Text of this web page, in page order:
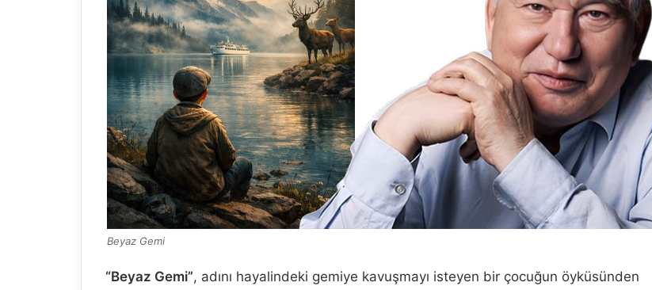
Beyaz Gemi
“Beyaz Gemi”, adını hayalindeki gemiye kavuşmayı isteyen bir çocuğun öyküsünden